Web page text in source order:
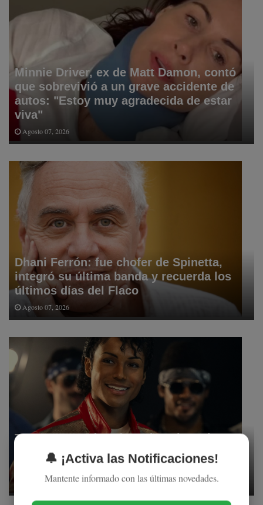
Minnie Driver, ex de Matt Damon, contó
que sobrevivió a un grave accidente de
autos: "Estoy muy agradecida de estar
viva"
Agosto 07, 2026
Dhani Ferrón: fue chofer de Spinetta,
integró su última banda y recuerda los
últimos días del Flaco
Agosto 07, 2026
Tras romper récords en los cines, la
biopic de Michael Jackson ya prepara su
segunda parte
Agosto 07, 2026
🔔 ¡Activa las Notificaciones!
Mantente informado con las últimas novedades.